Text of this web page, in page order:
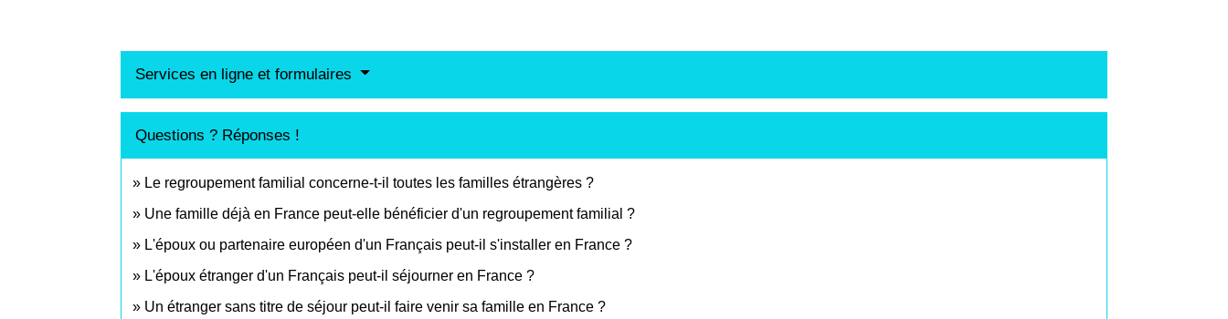
Services en ligne et formulaires
Questions ? Réponses !
Le regroupement familial concerne-t-il toutes les familles étrangères ?
Une famille déjà en France peut-elle bénéficier d'un regroupement familial ?
L'époux ou partenaire européen d'un Français peut-il s'installer en France ?
L'époux étranger d'un Français peut-il séjourner en France ?
Un étranger sans titre de séjour peut-il faire venir sa famille en France ?